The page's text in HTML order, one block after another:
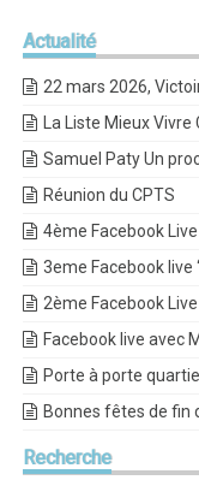
Actualité
22 mars 2026,
La Liste Mieux
Samuel Paty Un
Réunion du CPTS
4ème Facebook Live
3eme Facebook live
2ème Facebook
Facebook live avec
Porte à porte
Bonnes fêtes de fin
Recherche